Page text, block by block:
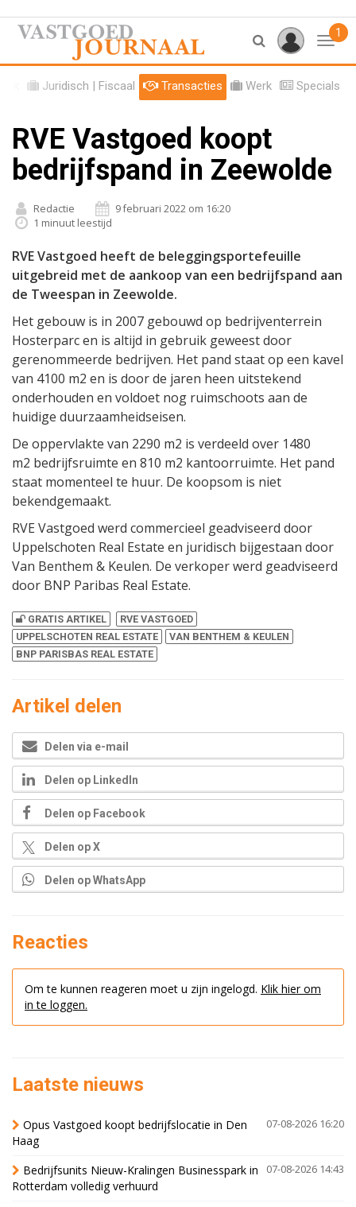
1
Juridisch | Fiscaal Transacties Werk Specials
RVE Vastgoed koopt
bedrijfspand in Zeewolde
Redactie
9 februari 2022 om 16:20
1 minuut leestijd
RVE Vastgoed heeft de beleggingsportefeuille
uitgebreid met de aankoop van een bedrijfspand aan
de Tweespan in Zeewolde.
Het gebouw is in 2007 gebouwd op bedrijventerrein
Hosterparc en is altijd in gebruik geweest door
gerenommeerde bedrijven. Het pand staat op een kavel
van 4100 m2 en is door de jaren heen uitstekend
onderhouden en voldoet nog ruimschoots aan de
huidige duurzaamheidseisen.
De oppervlakte van 2290 m2 is verdeeld over 1480
m2 bedrijfsruimte en 810 m2 kantoorruimte. Het pand
staat momenteel te huur. De koopsom is niet
bekendgemaakt.
RVE Vastgoed werd commercieel geadviseerd door
Uppelschoten Real Estate en juridisch bijgestaan door
Van Benthem & Keulen. De verkoper werd geadviseerd
door BNP Paribas Real Estate.
GRATIS ARTIKEL
RVE VASTGOED
UPPELSCHOTEN REAL ESTATE
VAN BENTHEM & KEULEN
BNP PARISBAS REAL ESTATE
Artikel delen
Delen via e-mail
Delen op LinkedIn
Delen op Facebook
Delen op X
Delen op WhatsApp
Reacties
Om te kunnen reageren moet u zijn ingelogd. Klik hier om
in te loggen.
Laatste nieuws
07-08-2026 16:20
Opus Vastgoed koopt bedrijfslocatie in Den
Haag
07-08-2026 14:43
Bedrijfsunits Nieuw-Kralingen Businesspark in
Rotterdam volledig verhuurd